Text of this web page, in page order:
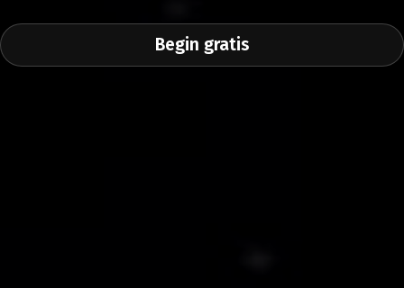
Begin gratis